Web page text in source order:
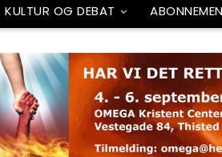
KULTUR OG DEBAT